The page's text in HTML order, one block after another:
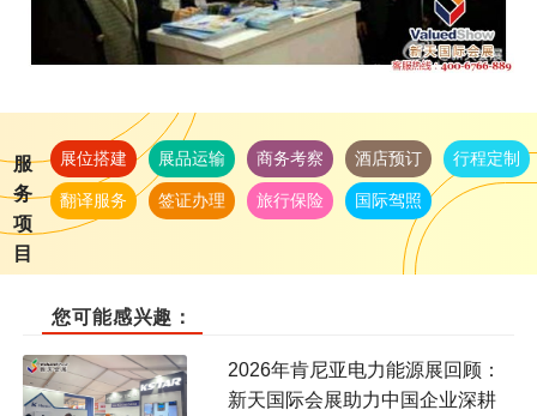
服
务
项
目
展位搭建 展品运输 商务考察 酒店预订 行程定制
翻译服务 签证办理 旅行保险 国际驾照
您可能感兴趣：
2026年肯尼亚电力能源展回顾：
新天国际会展助力中国企业深耕